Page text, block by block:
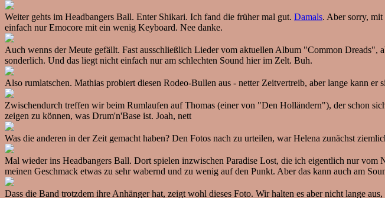
Weiter gehts im Headbangers Ball. Enter Shikari. Ich fand die früher mal gut. Damals. Aber sorry,
einfach nur Emocore mit ein wenig Keyboard. Nee danke.
Auch wenns der Meute gefällt. Fast ausschließlich Lieder vom aktuellen Album "Common Dreads",
sonderlich. Und das liegt nicht einfach nur am schlechten Sound hier im Zelt. Buh.
Also rumlatschen. Mathias probiert diesen Rodeo-Bullen aus - netter Zeitvertreib, aber lange kann
Zwischendurch treffen wir beim Rumlaufen auf Thomas (einer von "Den Holländern"), der schon
zeigen zu können, was Drum'n'Base ist. Joah, nett
Was die anderen in der Zeit gemacht haben? Den Fotos nach zu urteilen, war Helena zunächst
Mal wieder ins Headbangers Ball. Dort spielen inzwischen Paradise Lost, die ich eigentlich nur
meinen Geschmack etwas zu sehr wabernd und zu wenig auf den Punkt. Aber das kann auch am
Dass die Band trotzdem ihre Anhänger hat, zeigt wohl dieses Foto. Wir halten es aber nicht lange